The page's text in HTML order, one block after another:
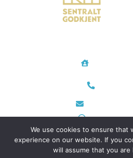
Org.nr 933
We use cookies to ensure that
experience on our website. If you
will assume that you